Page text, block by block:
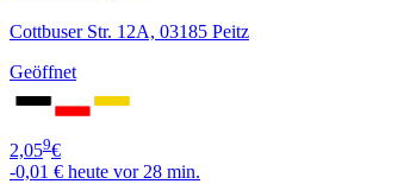
Cottbuser Str. 12A, 03185 Peitz
Geöffnet
2,059€
-0,01 € heute vor 28 min.